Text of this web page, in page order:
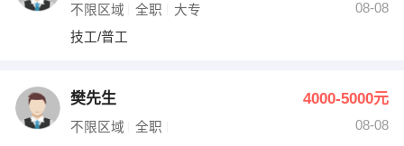
不限区域 全职 大专
08-08
技工/普工
樊先生 4000-5000元
不限区域 全职
08-08